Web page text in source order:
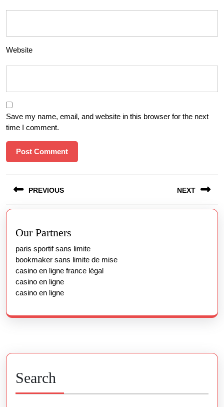
Website
Save my name, email, and website in this browser for the next
time I comment.
navigation
PREVIOUS
Previous
post:
NEXT
Our Partners
paris sportif sans limite
bookmaker sans limite de mise
casino en ligne france légal
casino en ligne
casino en ligne
Search